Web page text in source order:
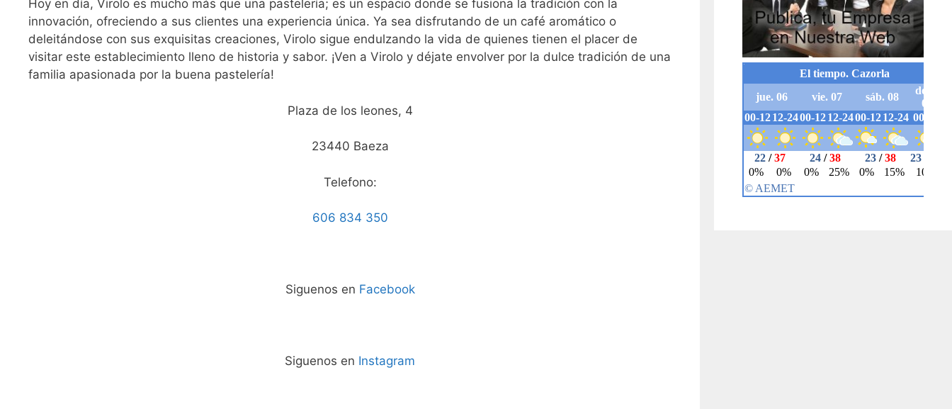
Hoy en día, Virolo es mucho más que una pastelería; es un espacio donde se fusiona la tradición con la
innovación, ofreciendo a sus clientes una experiencia única. Ya sea disfrutando de un café aromático o
deleitándose con sus exquisitas creaciones, Virolo sigue endulzando la vida de quienes tienen el placer de
visitar este establecimiento lleno de historia y sabor. ¡Ven a Virolo y déjate envolver por la dulce tradición de una
familia apasionada por la buena pastelería!
Plaza de los leones, 4
23440 Baeza
Telefono:
606 834 350
Siguenos en Facebook
Siguenos en Instagram